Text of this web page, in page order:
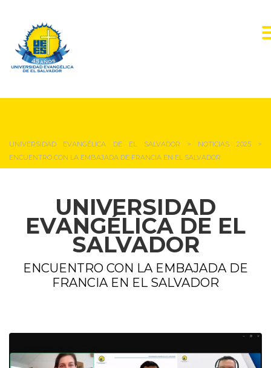
UNIVERSIDAD EVANGÉLICA DE EL SALVADOR > NOTICIAS 2025>
ENCUENTRO CON LA EMBAJADA DE FRANCIA EN EL SALVADOR
UNIVERSIDAD
EVANGÉLICA DE EL
SALVADOR
ENCUENTRO CON LA EMBAJADA DE
FRANCIA EN EL SALVADOR